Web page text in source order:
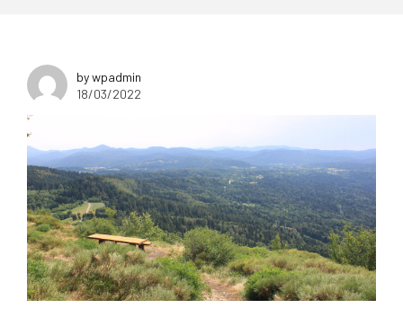
by wpadmin
18/03/2022